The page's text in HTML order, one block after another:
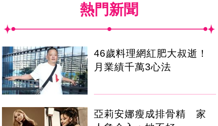
熱門新聞
46歲料理網紅肥大叔逝！
月業績千萬3心法
亞莉安娜瘦成排骨精 家